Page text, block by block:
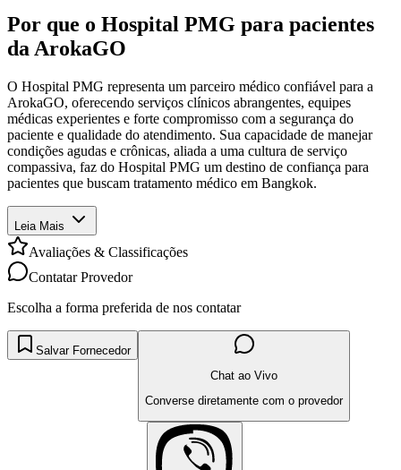
Por que o Hospital PMG para pacientes
da ArokaGO
O Hospital PMG representa um parceiro médico confiável para a
ArokaGO, oferecendo serviços clínicos abrangentes, equipes
médicas experientes e forte compromisso com a segurança do
paciente e qualidade do atendimento. Sua capacidade de manejar
condições agudas e crônicas, aliada a uma cultura de serviço
compassiva, faz do Hospital PMG um destino de confiança para
pacientes que buscam tratamento médico em Bangkok.
Leia Mais
Avaliações & Classificações
Contatar Provedor
Escolha a forma preferida de nos contatar
Salvar Fornecedor
Chat ao Vivo
Converse diretamente com o provedor